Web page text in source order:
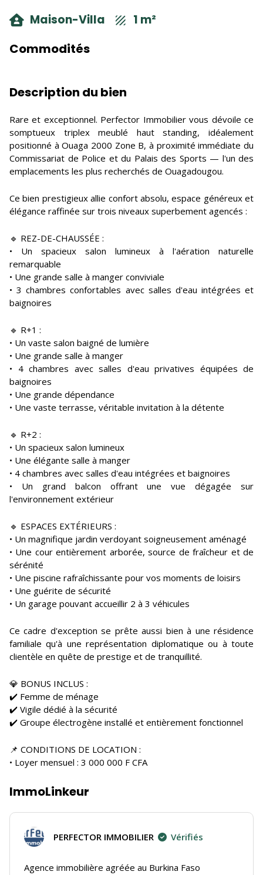
Maison-Villa 1 m²
Commodités
Description du bien
Rare et exceptionnel. Perfector Immobilier vous dévoile ce
somptueux triplex meublé haut standing, idéalement
positionné à Ouaga 2000 Zone B, à proximité immédiate du
Commissariat de Police et du Palais des Sports — l'un des
emplacements les plus recherchés de Ouagadougou.
Ce bien prestigieux allie confort absolu, espace généreux et
élégance raffinée sur trois niveaux superbement agencés :
🔹 REZ-DE-CHAUSSÉE :
• Un spacieux salon lumineux à l'aération naturelle
remarquable
• Une grande salle à manger conviviale
• 3 chambres confortables avec salles d'eau intégrées et
baignoires
🔹 R+1 :
• Un vaste salon baigné de lumière
• Une grande salle à manger
• 4 chambres avec salles d'eau privatives équipées de
baignoires
• Une grande dépendance
• Une vaste terrasse, véritable invitation à la détente
🔹 R+2 :
• Un spacieux salon lumineux
• Une élégante salle à manger
• 4 chambres avec salles d'eau intégrées et baignoires
• Un grand balcon offrant une vue dégagée sur
l'environnement extérieur
🔹 ESPACES EXTÉRIEURS :
• Un magnifique jardin verdoyant soigneusement aménagé
• Une cour entièrement arborée, source de fraîcheur et de
sérénité
• Une piscine rafraîchissante pour vos moments de loisirs
• Une guérite de sécurité
• Un garage pouvant accueillir 2 à 3 véhicules
Ce cadre d'exception se prête aussi bien à une résidence
familiale qu'à une représentation diplomatique ou à toute
clientèle en quête de prestige et de tranquillité.
💎 BONUS INCLUS :
✔️ Femme de ménage
✔️ Vigile dédié à la sécurité
✔️ Groupe électrogène installé et entièrement fonctionnel
📌 CONDITIONS DE LOCATION :
• Loyer mensuel : 3 000 000 F CFA
ImmoLinkeur
PERFECTOR IMMOBILIER Vérifiés
Agence immobilière agréée au Burkina Faso